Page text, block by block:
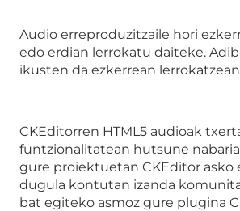
Audio erreproduzitzaile hori
edo erdian lerrokatu daiteke.
ikusten da ezkerrean
CKEditorren HTML5 audioak
funtzionalitatean hutsune
gure proiektuetan CKEditor asko
dugula kontutan izanda
bat egiteko asmoz gure plugina